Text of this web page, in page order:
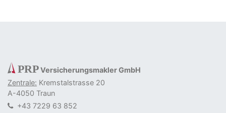
<> PRPVersicherungsmakler GmbH
Zentrale: Kremstalstrasse 20
A-4050 Traun
+43 7229 63 852